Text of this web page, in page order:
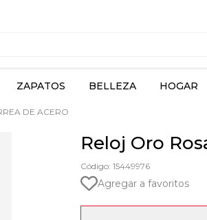
ZAPATOS BELLEZA HOGAR
DE ACERO
Reloj Oro
Código: 15449976
Agregar a favoritos